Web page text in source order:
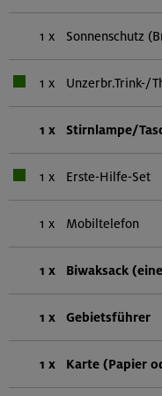
1 x Sonnenschutz
1 x Unzerbr.Trink-/
1 x Stirnlampe/
1 x Erste-Hilfe-Set
1 x Mobiltelefon
1 x Biwaksack
1 x Gebietsführer
1 x Karte (Papier